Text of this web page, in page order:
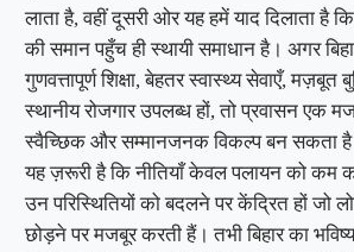
लाता है, वहीं दूसरी ओर यह हमें याद दिलाता है
की समान पहुँच ही स्थायी समाधान है। अगर
गुणवत्तापूर्ण शिक्षा, बेहतर स्वास्थ्य सेवाएँ, मज़बूत
स्थानीय रोजगार उपलब्ध हों, तो प्रवासन एक
स्वैच्छिक और सम्मानजनक विकल्प बन सकता
यह ज़रूरी है कि नीतियाँ केवल पलायन को कम
उन परिस्थितियों को बदलने पर केंद्रित हों जो
छोड़ने पर मजबूर करती हैं। तभी बिहार का